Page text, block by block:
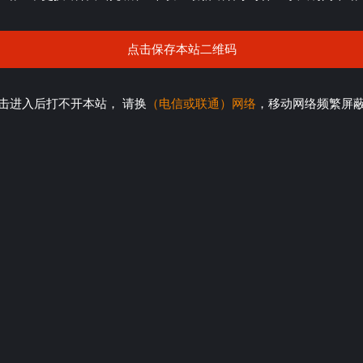
点击保存本站二维码
进入后打不开本站， 请换 （电信或联通）网络 ，移动网络频繁屏